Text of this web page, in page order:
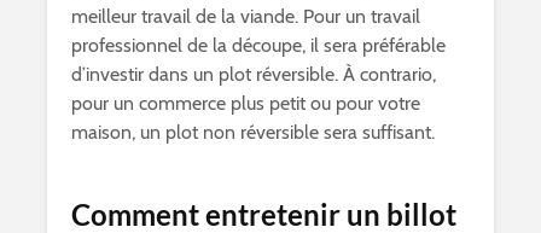
meilleur travail de la viande. Pour un travail
professionnel de la découpe, il sera préférable
d’investir dans un plot réversible. À contrario,
pour un commerce plus petit ou pour votre
maison, un plot non réversible sera suffisant.
Comment entretenir un billot